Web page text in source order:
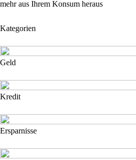
mehr aus Ihrem Konsum heraus
Kategorien
Geld
Kredit
Ersparnisse